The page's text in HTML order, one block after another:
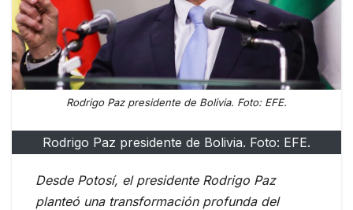
Rodrigo Paz presidente de Bolivia. Foto: EFE.
Rodrigo Paz presidente de Bolivia. Foto: EFE.
Desde Potosí, el presidente Rodrigo Paz
planteó una transformación profunda del